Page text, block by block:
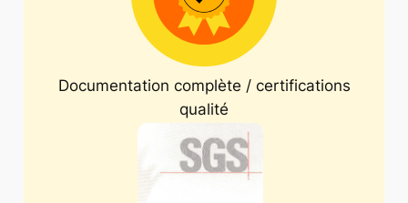
Documentation complète / certifications
qualité